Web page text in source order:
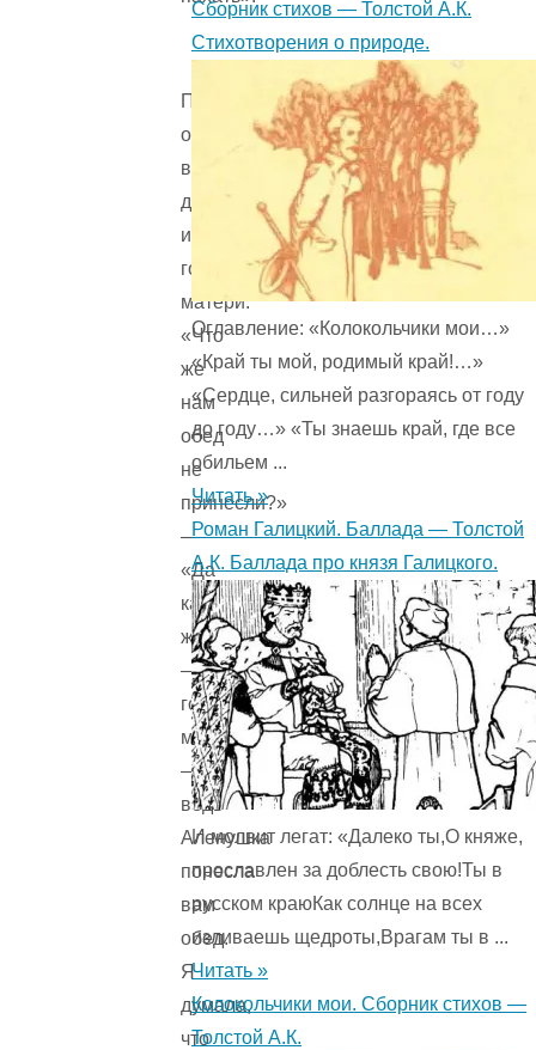
Приезжают
они
вечером
домой
и
говорят
матери:
«Что
же
нам
обед
не
принесли?»
—
«Да
как
же,
—
говорит
мать,
—
ведь
Аленушка
понесла
вам
обед.
Я
думала,
что
Сборник стихов — Толстой А.К.
Стихотворения о природе.
Оглавление: «Колокольчики мои…»
«Край ты мой, родимый край!…»
«Сердце, сильней разгораясь от году
до году…» «Ты знаешь край, где все
обильем ...
Читать »
Роман Галицкий. Баллада — Толстой
А.К. Баллада про князя Галицкого.
И молвит легат: «Далеко ты,О княже,
прославлен за доблесть свою!Ты в
русском краюКак солнце на всех
изливаешь щедроты,Врагам ты в ...
Читать »
Колокольчики мои. Сборник стихов —
Толстой А.К.